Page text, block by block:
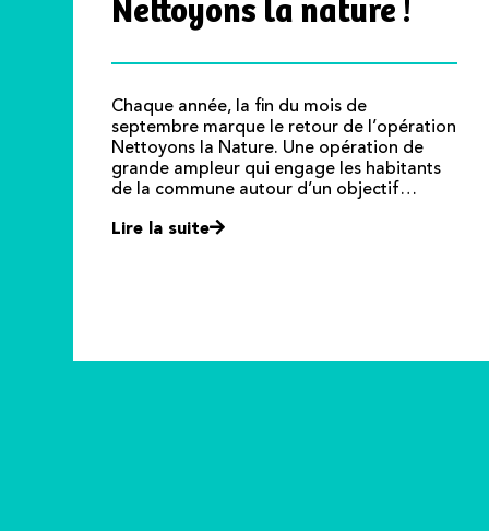
Nettoyons la nature !
Chaque année, la fin du mois de
septembre marque le retour de l’opération
Nettoyons la Nature. Une opération de
grande ampleur qui engage les habitants
de la commune autour d’un objectif…
Lire la suite